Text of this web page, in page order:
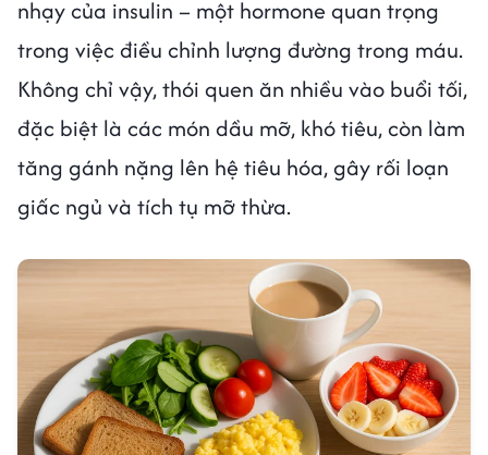
nhạy của insulin – một hormone quan trọng
trong việc điều chỉnh lượng đường trong máu.
Không chỉ vậy, thói quen ăn nhiều vào buổi tối,
đặc biệt là các món dầu mỡ, khó tiêu, còn làm
tăng gánh nặng lên hệ tiêu hóa, gây rối loạn
giấc ngủ và tích tụ mỡ thừa.